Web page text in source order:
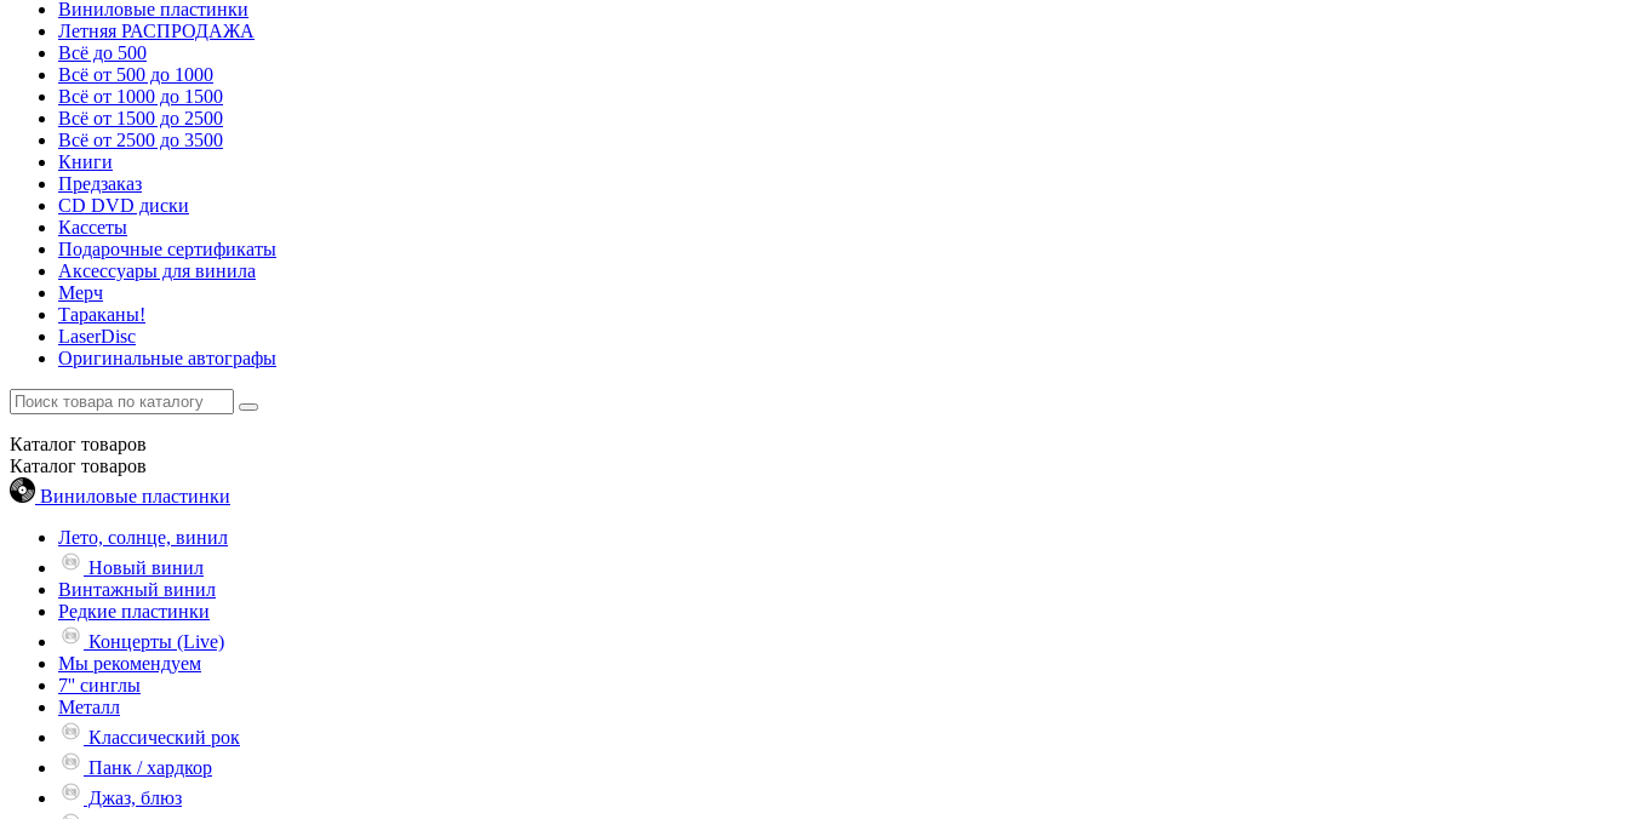
Виниловые пластинки
Летняя РАСПРОДАЖА
Всё до 500
Всё от 500 до 1000
Всё от 1000 до 1500
Всё от 1500 до 2500
Всё от 2500 до 3500
Книги
Предзаказ
CD DVD диски
Кассеты
Подарочные сертификаты
Аксессуары для винила
Мерч
Тараканы!
LaserDisc
Оригинальные автографы
Каталог товаров
Каталог товаров
Виниловые пластинки
Лето, солнце, винил
Новый винил
Винтажный винил
Редкие пластинки
Концерты (Live)
Мы рекомендуем
7'' синглы
Металл
Классический рок
Панк / хардкор
Джаз, блюз